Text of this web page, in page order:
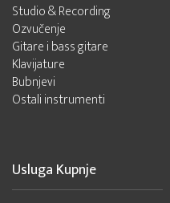
Studio & Recording
Ozvučenje
Gitare i bass gitare
Klavijature
Bubnjevi
Ostali instrumenti
Usluga Kupnje